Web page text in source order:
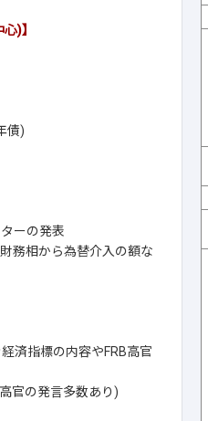
)】
債)
ーの発表
務相から為替介入の額な
済指標の内容やFRB高官
官の発言多数あり)